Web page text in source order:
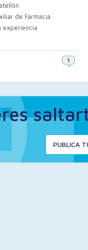
de Farmacia
experiencia
PUBLICA